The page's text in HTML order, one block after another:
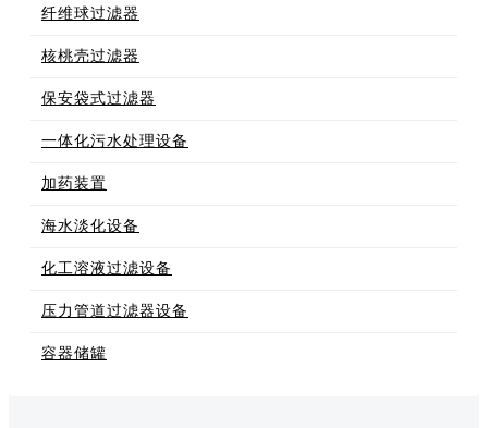
纤维球过滤器
核桃壳过滤器
保安袋式过滤器
一体化污水处理设备
加药装置
海水淡化设备
化工溶液过滤设备
压力管道过滤器设备
容器储罐